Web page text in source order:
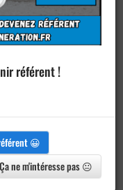
référent !
😀
Ça ne m'intéresse pas 😐